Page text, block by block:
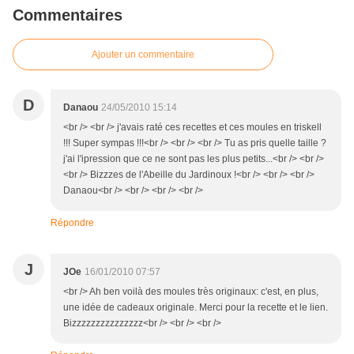
Commentaires
Ajouter un commentaire
D Danaou 24/05/2010 15:14
<br /> <br /> j'avais raté ces recettes et ces moules en triskell
!!! Super sympas !!!<br /> <br /> <br /> Tu as pris quelle taille ?
j'ai l'ipression que ce ne sont pas les plus petits...<br /> <br />
<br /> Bizzzes de l'Abeille du Jardinoux !<br /> <br /> <br />
Danaou<br /> <br /> <br /> <br />
Répondre
J JOe 16/01/2010 07:57
<br /> Ah ben voilà des moules très originaux: c'est, en plus,
une idée de cadeaux originale. Merci pour la recette et le lien.
Bizzzzzzzzzzzzzzz<br /> <br /> <br />